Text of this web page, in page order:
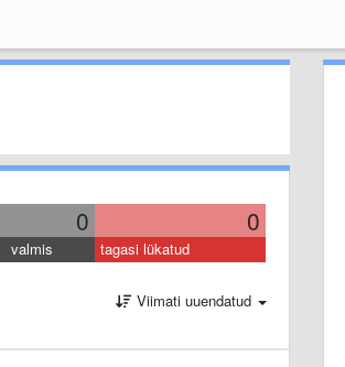
0 0
valmis tagasi lükatud
Viimati uuendatud